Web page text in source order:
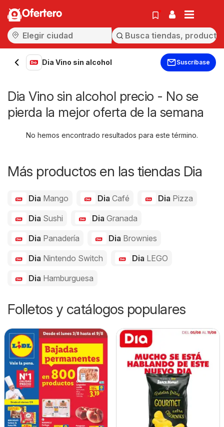
Ofertero
Dia Vino sin alcohol Suscríbase
Dia Vino sin alcohol precio - No se
pierda la mejor oferta de la semana
No hemos encontrado resultados para este término.
Más productos en las tiendas Dia
Dia Mango Dia Café Dia Pizza
Dia Sushi Dia Granada
Dia Panadería Dia Brownies
Dia Nintendo Switch Dia LEGO
Dia Hamburguesa
Folletos y catálogos populares